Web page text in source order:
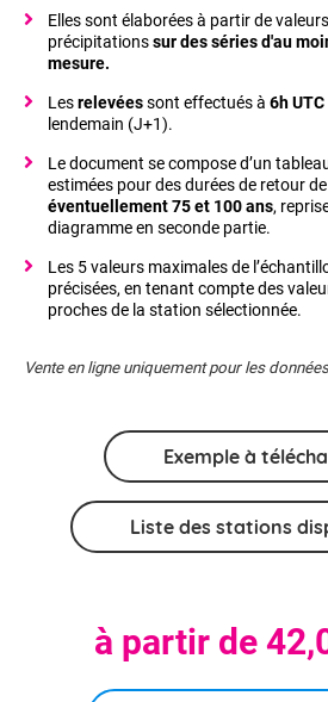
Elles sont élaborées à partir de
précipitationssur des séries d'au
mesure.
Lesrelevéessont effectués à 6h UTC
lendemain (J+1).
Le document se compose d’un
estimées pour des durées de retour de
éventuellement 75 et 100 ans,
diagramme en seconde partie.
Les 5 valeurs maximales de
précisées, en tenant compte des
proches de la station sélectionnée.
Vente en ligne uniquement pour les
Exemple à
Liste des stations
à partir de